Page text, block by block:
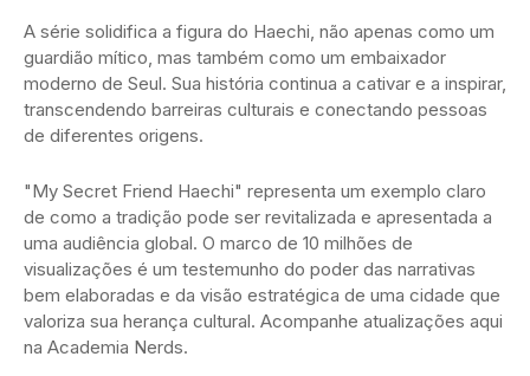
A série solidifica a figura do Haechi, não apenas como um
guardião mítico, mas também como um embaixador
moderno de Seul. Sua história continua a cativar e a inspirar,
transcendendo barreiras culturais e conectando pessoas
de diferentes origens.
"My Secret Friend Haechi" representa um exemplo claro
de como a tradição pode ser revitalizada e apresentada a
uma audiência global. O marco de 10 milhões de
visualizações é um testemunho do poder das narrativas
bem elaboradas e da visão estratégica de uma cidade que
valoriza sua herança cultural. Acompanhe atualizações aqui
na Academia Nerds.